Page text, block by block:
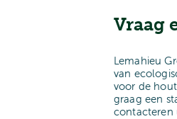
Vraag
Lemahieu
van
voor de
graag een
contacteren